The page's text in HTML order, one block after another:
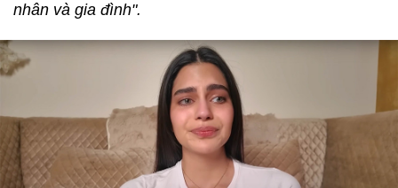
nhân và gia đình".